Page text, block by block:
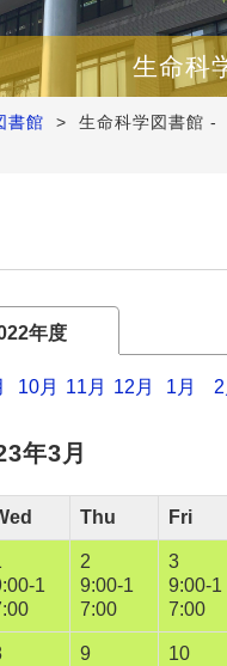
書館 >
生命科学図書館 -
生命科
年度
10月 11月 12月 1月
年3月
Thu Fri
1
2
9:00-1
7:00
3
9:00-1
7:00
9
10